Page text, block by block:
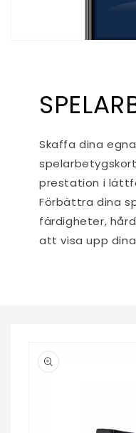
Skaffa dina
prestation i
Förbättra dina
färdigheter,
att visa upp